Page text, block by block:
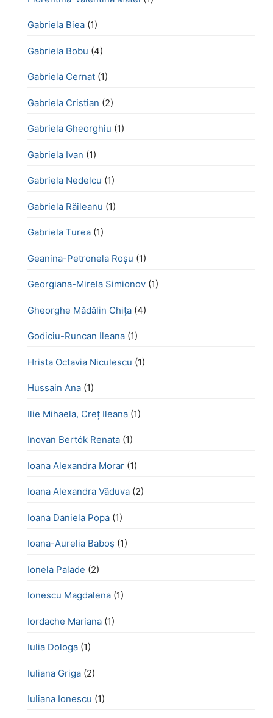
Gabriela Biea (1)
Gabriela Bobu (4)
Gabriela Cernat (1)
Gabriela Cristian (2)
Gabriela Gheorghiu (1)
Gabriela Ivan (1)
Gabriela Nedelcu (1)
Gabriela Răileanu (1)
Gabriela Turea (1)
Geanina-Petronela Roșu (1)
Georgiana-Mirela Simionov (1)
Gheorghe Mădălin Chiţa (4)
Godiciu-Runcan Ileana (1)
Hrista Octavia Niculescu (1)
Hussain Ana (1)
Ilie Mihaela, Creț Ileana (1)
Inovan Bertók Renata (1)
Ioana Alexandra Morar (1)
Ioana Alexandra Văduva (2)
Ioana Daniela Popa (1)
Ioana-Aurelia Baboș (1)
Ionela Palade (2)
Ionescu Magdalena (1)
Iordache Mariana (1)
Iulia Dologa (1)
Iuliana Griga (2)
Iuliana Ionescu (1)